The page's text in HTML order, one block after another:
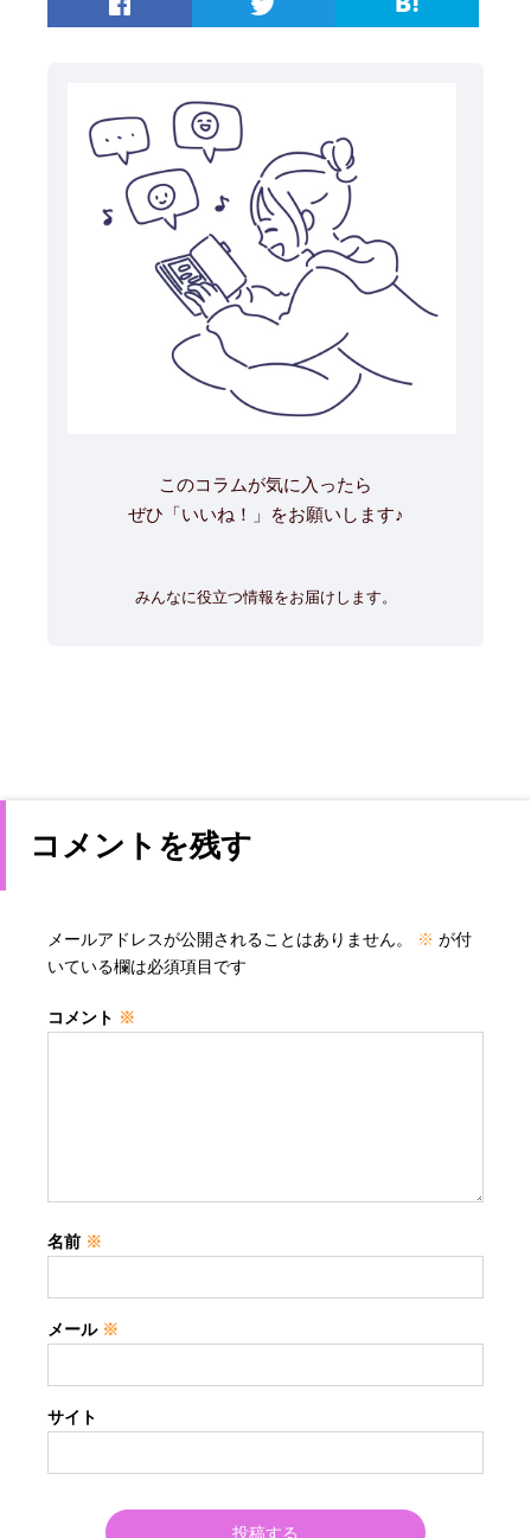
このコラムが気に入ったら
ぜひ「いいね！」をお願いします♪
みんなに役立つ情報をお届けします。
コメントを残す
メールアドレスが公開されることはありません。 ※ が付
いている欄は必須項目です
コメント ※
名前 ※
メール ※
サイト